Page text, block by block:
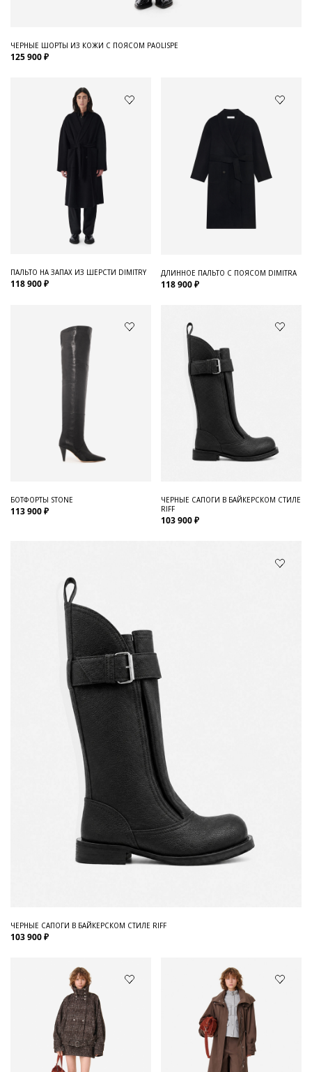
ЧЕРНЫЕ ШОРТЫ ИЗ КОЖИ С ПОЯСОМ PAOLISPE
125 900 ₽
ПАЛЬТО НА ЗАПАХ ИЗ ШЕРСТИ DIMITRY
118 900 ₽
ДЛИННОЕ ПАЛЬТО С ПОЯСОМ DIMITRA
118 900 ₽
БОТФОРТЫ STONE
113 900 ₽
ЧЕРНЫЕ САПОГИ В БАЙКЕРСКОМ СТИЛЕ
RIFF
103 900 ₽
ЧЕРНЫЕ САПОГИ В БАЙКЕРСКОМ СТИЛЕ RIFF
103 900 ₽